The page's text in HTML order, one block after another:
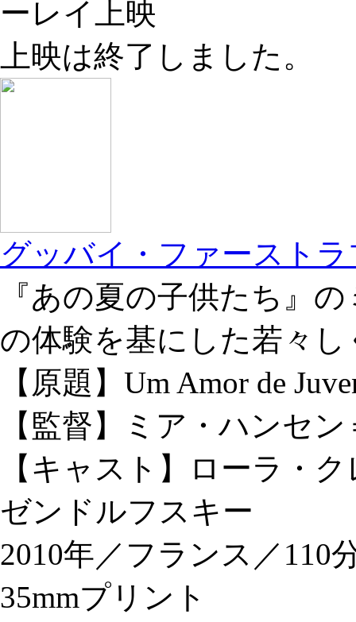
ーレイ上映
上映は終了しました。
グッバイ・ファーストラ
『あの夏の子供たち』
の体験を基にした若々
【原題】Um Amor de
【監督】ミア・ハンセ
【キャスト】ローラ・
ゼンドルフスキー
2010年／フランス／110
35mmプリント